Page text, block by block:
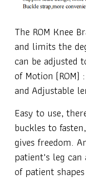
The ROM Knee
and limits the
can be adjusted
of Motion
and Adjustable
Easy to use,
buckles to
gives freedom.
patient's leg can
of patient